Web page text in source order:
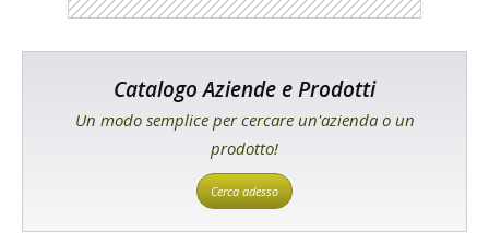
Catalogo Aziende e Prodotti
Un modo semplice per cercare un'azienda o un
prodotto!
Cerca adesso